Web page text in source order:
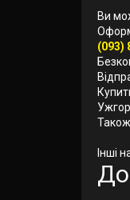
Ви
(093)
Також
Інші